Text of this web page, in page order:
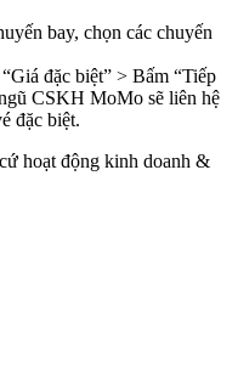
bay, chọn các chuyến
đặc biệt” > Bấm “Tiếp
CSKH MoMo sẽ liên hệ
đặc biệt.
hoạt động kinh doanh &